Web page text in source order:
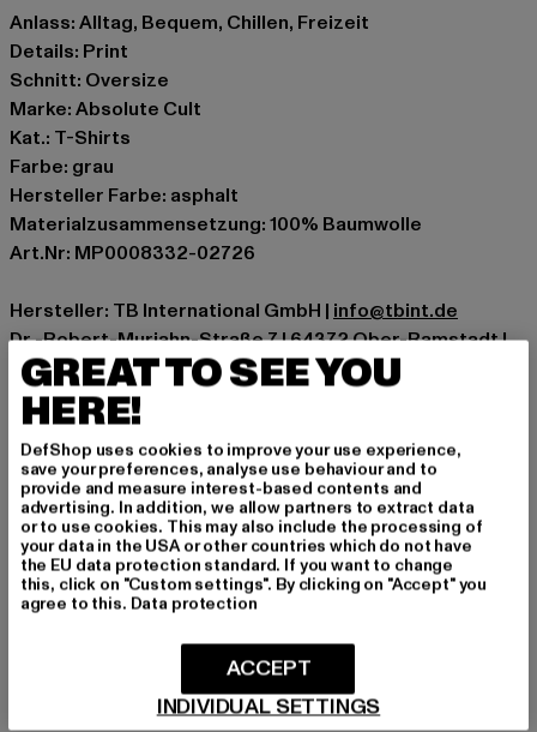
Anlass: Alltag, Bequem, Chillen, Freizeit
Details: Print
Schnitt: Oversize
Marke: Absolute Cult
Kat.: T-Shirts
Farbe: grau
Hersteller Farbe: asphalt
Materialzusammensetzung: 100% Baumwolle
Art.Nr: MP0008332-02726
Hersteller: TB International GmbH | info@tbint.de
Dr.-Robert-Murjahn-Straße 7 | 64372 Ober-Ramstadt |
DE
GRÖSSE & PASSFORM
PFLEGEHINWEISE
LIEFERUNG & RÜCKGABE
GREAT TO SEE YOU
HERE!
DefShop uses cookies to improve your use experience,
save your preferences, analyse use behaviour and to
provide and measure interest-based contents and
advertising. In addition, we allow partners to extract data
or to use cookies. This may also include the processing of
your data in the USA or other countries which do not have
the EU data protection standard. If you want to change
this, click on "Custom settings". By clicking on "Accept" you
agree to this. Data protection
INDIVIDUAL SETTINGS
ACCEPT